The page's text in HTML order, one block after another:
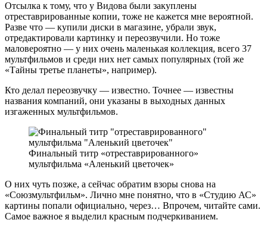
Отсылка к тому, что у Видова были закуплены
отреставрированные копии, тоже не кажется мне вероятной.
Разве что — купили диски в магазине, убрали звук,
отредактировали картинку и переозвучили. Но тоже
маловероятно — у них очень маленькая коллекция, всего 37
мультфильмов и среди них нет самых популярных (той же
«Тайны третье планеты», например).
Кто делал переозвучку — известно. Точнее — известны
названия компаний, они указаны в выходных данных
изгаженных мультфильмов.
Финальный титр «отреставрированного»
мультфильма «Аленький цветочек»
О них чуть позже, а сейчас обратим взоры снова на
«Союзмультфильм». Лично мне понятно, что в «Студию АС»
картины попали официально, через… Впрочем, читайте сами.
Самое важное я выделил красным подчеркиванием.